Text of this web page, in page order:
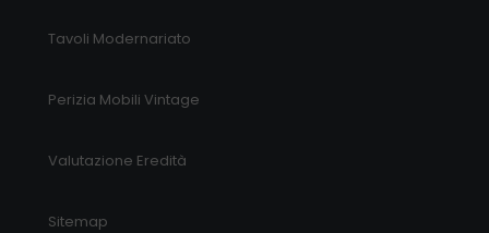
Tavoli Modernariato
Perizia Mobili Vintage
Valutazione Eredità
Sitemap